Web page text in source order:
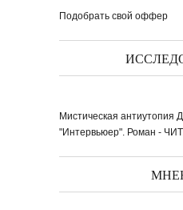
Подобрать свой оффер
Мистическая антиутопия
"Интервьюер". Роман -